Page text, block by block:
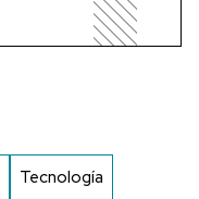
Tecnología